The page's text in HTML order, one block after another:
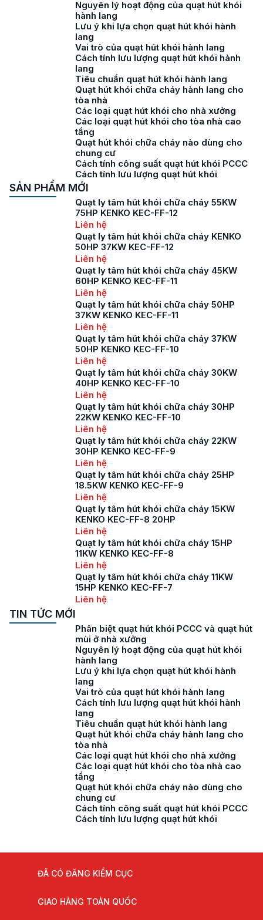
Nguyên lý hoạt động của quạt hút khói
hành lang
Lưu ý khi lựa chọn quạt hút khói hành
lang
Vai trò của quạt hút khói hành lang
Cách tính lưu lượng quạt hút khói hành
lang
Tiêu chuẩn quạt hút khói hành lang
Quạt hút khói chữa cháy hành lang cho
tòa nhà
Các loại quạt hút khói cho nhà xưởng
Các loại quạt hút khói cho tòa nhà cao
tầng
Quạt hút khói chữa cháy nào dùng cho
chung cư
Cách tính công suất quạt hút khói PCCC
Cách tính lưu lượng quạt hút khói
SẢN PHẨM MỚI
Quạt ly tâm hút khói chữa cháy 55KW
75HP KENKO KEC-FF-12
Liên hệ
Quạt ly tâm hút khói chữa cháy KENKO
50HP 37KW KEC-FF-12
Liên hệ
Quạt ly tâm hút khói chữa cháy 45KW
60HP KENKO KEC-FF-11
Liên hệ
Quạt ly tâm hút khói chữa cháy 50HP
37KW KENKO KEC-FF-11
Liên hệ
Quạt ly tâm hút khói chữa cháy 37KW
50HP KENKO KEC-FF-10
Liên hệ
Quạt ly tâm hút khói chữa cháy 30KW
40HP KENKO KEC-FF-10
Liên hệ
Quạt ly tâm hút khói chữa cháy 30HP
22KW KENKO KEC-FF-10
Liên hệ
Quạt ly tâm hút khói chữa cháy 22KW
30HP KENKO KEC-FF-9
Liên hệ
Quạt ly tâm hút khói chữa cháy 25HP
18.5KW KENKO KEC-FF-9
Liên hệ
Quạt ly tâm hút khói chữa cháy 15KW
KENKO KEC-FF-8 20HP
Liên hệ
Quạt ly tâm hút khói chữa cháy 15HP
11KW KENKO KEC-FF-8
Liên hệ
Quạt ly tâm hút khói chữa cháy 11KW
15HP KENKO KEC-FF-7
Liên hệ
TIN TỨC MỚI
Phân biệt quạt hút khói PCCC và quạt hút
mùi ở nhà xưởng
Nguyên lý hoạt động của quạt hút khói
hành lang
Lưu ý khi lựa chọn quạt hút khói hành
lang
Vai trò của quạt hút khói hành lang
Cách tính lưu lượng quạt hút khói hành
lang
Tiêu chuẩn quạt hút khói hành lang
Quạt hút khói chữa cháy hành lang cho
tòa nhà
Các loại quạt hút khói cho nhà xưởng
Các loại quạt hút khói cho tòa nhà cao
tầng
Quạt hút khói chữa cháy nào dùng cho
chung cư
Cách tính công suất quạt hút khói PCCC
Cách tính lưu lượng quạt hút khói
ĐÃ CÓ ĐĂNG KIỂM CỤC
GIAO HÀNG TOÀN QUỐC